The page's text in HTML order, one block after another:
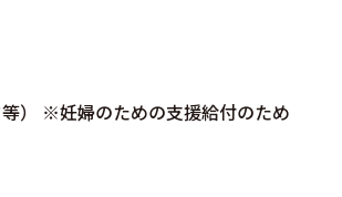
） ※妊婦のための支援給付のため